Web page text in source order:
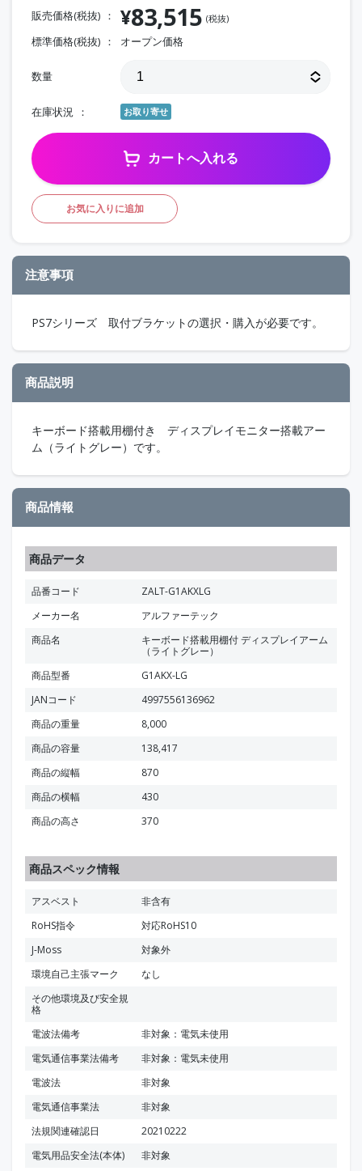
販売価格(税抜) ¥83,515 (税抜)
標準価格(税抜) オープン価格
数量
在庫状況 お取り寄せ
カートへ入れる
お気に入りに追加
注意事項
PS7シリーズ 取付ブラケットの選択・購入が必要です。
商品説明
キーボード搭載用棚付き ディスプレイモニター搭載アー
ム（ライトグレー）です。
商品情報
商品データ
品番コード
ZALT-G1AKXLG
メーカー名
アルファーテック
商品名
キーボード搭載用棚付 ディスプレイアーム
（ライトグレー）
商品型番
G1AKX-LG
JANコード
4997556136962
商品の重量
8,000
商品の容量
138,417
商品の縦幅
870
商品の横幅
430
商品の高さ
370
商品スペック情報
アスベスト
非含有
RoHS指令
対応RoHS10
J-Moss
対象外
環境自己主張マーク
なし
その他環境及び安全規
格
電波法備考
非対象：電気未使用
電気通信事業法備考
非対象：電気未使用
電波法
非対象
電気通信事業法
非対象
法規関連確認日
20210222
電気用品安全法(本体)
非対象